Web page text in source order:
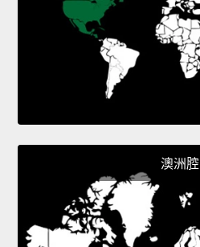
澳洲腔